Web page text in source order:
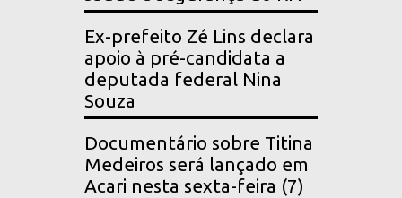
Ex-prefeito Zé Lins declara
apoio à pré-candidata a
deputada federal Nina
Souza
Documentário sobre Titina
Medeiros será lançado em
Acari nesta sexta-feira (7)